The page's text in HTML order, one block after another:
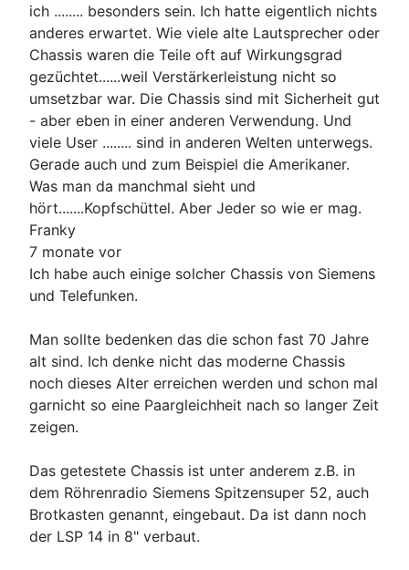
ich ........ besonders sein. Ich hatte eigentlich nichts
anderes erwartet. Wie viele alte Lautsprecher oder
Chassis waren die Teile oft auf Wirkungsgrad
gezüchtet......weil Verstärkerleistung nicht so
umsetzbar war. Die Chassis sind mit Sicherheit gut
- aber eben in einer anderen Verwendung. Und
viele User ........ sind in anderen Welten unterwegs.
Gerade auch und zum Beispiel die Amerikaner.
Was man da manchmal sieht und
hört.......Kopfschüttel. Aber Jeder so wie er mag.
Franky
7 monate vor
Ich habe auch einige solcher Chassis von Siemens
und Telefunken.
Man sollte bedenken das die schon fast 70 Jahre
alt sind. Ich denke nicht das moderne Chassis
noch dieses Alter erreichen werden und schon mal
garnicht so eine Paargleichheit nach so langer Zeit
zeigen.
Das getestete Chassis ist unter anderem z.B. in
dem Röhrenradio Siemens Spitzensuper 52, auch
Brotkasten genannt, eingebaut. Da ist dann noch
der LSP 14 in 8" verbaut.